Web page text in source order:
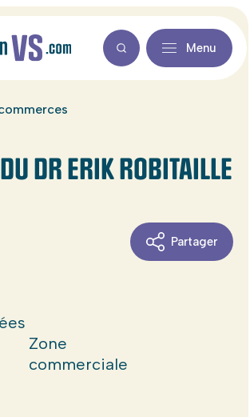
Menu
DR ERIK ROBITAILLE
Partager
Zone
commerciale